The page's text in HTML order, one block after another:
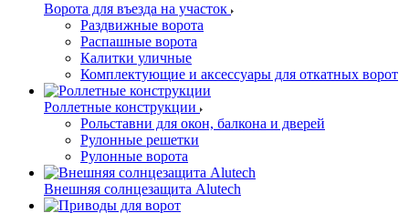
Ворота для въезда на участок
Раздвижные ворота
Распашные ворота
Калитки уличные
Комплектующие и аксессуары для откатных ворот
Роллетные конструкции
Рольставни для окон, балкона и дверей
Рулонные решетки
Рулонные ворота
Внешняя солнцезащита Alutech